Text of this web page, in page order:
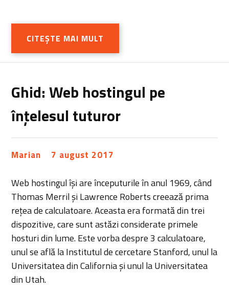
CITEȘTE MAI MULT
Ghid: Web hostingul pe
înțelesul tuturor
Marian 7 august 2017
Web hostingul își are începuturile în anul 1969, când
Thomas Merril și Lawrence Roberts creează prima
rețea de calculatoare. Aceasta era formată din trei
dispozitive, care sunt astăzi considerate primele
hosturi din lume. Este vorba despre 3 calculatoare,
unul se află la Institutul de cercetare Stanford, unul la
Universitatea din California și unul la Universitatea
din Utah.